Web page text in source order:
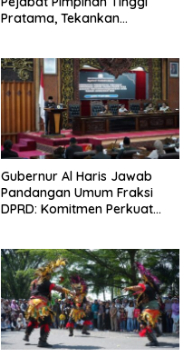
Pratama, Tekankan
Integritas
Gubernur Al Haris Jawab
Pandangan Umum Fraksi
DPRD: Komitmen Perkuat